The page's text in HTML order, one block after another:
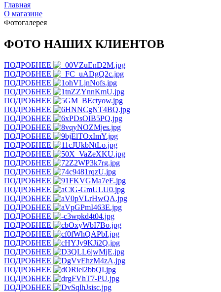
Главная
О магазине
Фотогалерея
ФОТО НАШИХ КЛИЕНТОВ
ПОДРОБНЕЕ
ПОДРОБНЕЕ
ПОДРОБНЕЕ
ПОДРОБНЕЕ
ПОДРОБНЕЕ
ПОДРОБНЕЕ
ПОДРОБНЕЕ
ПОДРОБНЕЕ
ПОДРОБНЕЕ
ПОДРОБНЕЕ
ПОДРОБНЕЕ
ПОДРОБНЕЕ
ПОДРОБНЕЕ
ПОДРОБНЕЕ
ПОДРОБНЕЕ
ПОДРОБНЕЕ
ПОДРОБНЕЕ
ПОДРОБНЕЕ
ПОДРОБНЕЕ
ПОДРОБНЕЕ
ПОДРОБНЕЕ
ПОДРОБНЕЕ
ПОДРОБНЕЕ
ПОДРОБНЕЕ
ПОДРОБНЕЕ
ПОДРОБНЕЕ